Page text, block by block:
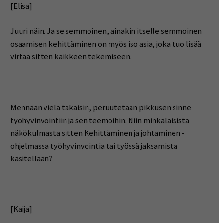
[Elisa]
Juuri näin. Ja se semmoinen, ainakin itselle semmoinen
osaamisen kehittäminen on myös iso asia, joka tuo lisää
virtaa sitten kaikkeen tekemiseen.
Mennään vielä takaisin, peruutetaan pikkusen sinne
työhyvinvointiin ja sen teemoihin. Niin minkälaisista
näkökulmasta sitten Kehittäminen ja johtaminen -
ohjelmassa työhyvinvointia tai työssä jaksamista
käsitellään?
[Kaija]